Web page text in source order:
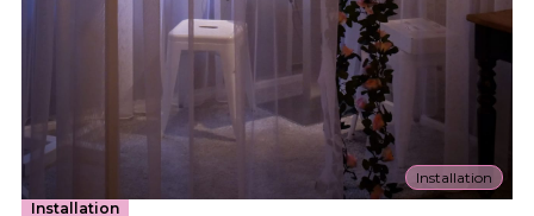
Installation
Installation